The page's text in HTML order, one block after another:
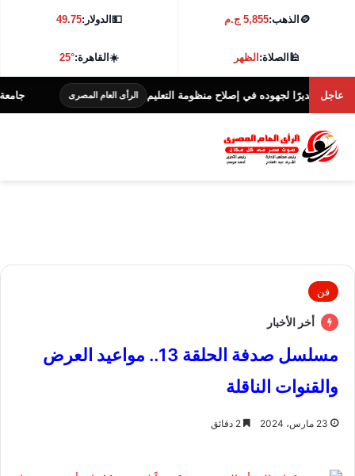
🪙 الذهب:5,855 ج.م 💵الدولار:49.75
🕌الصلاة:الظهر ☀️القاهرة:25°
عاجللجهوده في إصلاح منظومة التعليم الرأى العام المصرى جامعة كفر الشيخ
فن
أخر الأخبار
مسلسل صدفة الحلقة 13.. مواعيد العرض
والقنوات الناقلة
23 مارس، 2024